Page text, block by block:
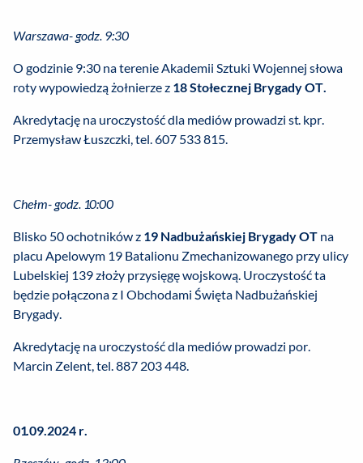
Warszawa- godz. 9:30
O godzinie 9:30 na terenie Akademii Sztuki Wojennej słowa
roty wypowiedzą żołnierze z 18 Stołecznej Brygady OT.
Akredytację na uroczystość dla mediów prowadzi st. kpr.
Przemysław Łuszczki, tel. 607 533 815.
Chełm- godz. 10:00
Blisko 50 ochotników z 19 Nadbużańskiej Brygady OT na
placu Apelowym 19 Batalionu Zmechanizowanego przy ulicy
Lubelskiej 139 złoży przysięgę wojskową. Uroczystość ta
będzie połączona z I Obchodami Święta Nadbużańskiej
Brygady.
Akredytację na uroczystość dla mediów prowadzi por.
Marcin Zelent, tel. 887 203 448.
01.09.2024 r.